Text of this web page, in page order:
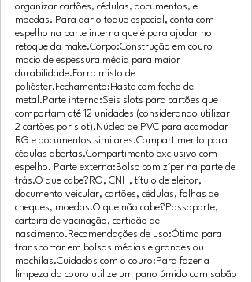
organizar cartões, cédulas, documentos, e
moedas. Para dar o toque especial, conta com
espelho na parte interna que é para ajudar no
retoque da make.Corpo:Construção em couro
macio de espessura média para maior
durabilidade.Forro misto de
poliéster.Fechamento:Haste com fecho de
metal.Parte interna:Seis slots para cartões que
comportam até 12 unidades (considerando utilizar
2 cartões por slot).Núcleo de PVC para acomodar
RG e documentos similares.Compartimento para
cédulas abertas.Compartimento exclusivo com
espelho. Parte externa:Bolso com zíper na parte de
trás.O que cabe?RG, CNH, título de eleitor,
documento veicular, cartões, cédulas, folhas de
cheques, moedas.O que não cabe?Passaporte,
carteira de vacinação, certidão de
nascimento.Recomendações de uso:Ótima para
transportar em bolsas médias e grandes ou
mochilas.Cuidados com o couro:Para fazer a
limpeza do couro utilize um pano úmido com sabão